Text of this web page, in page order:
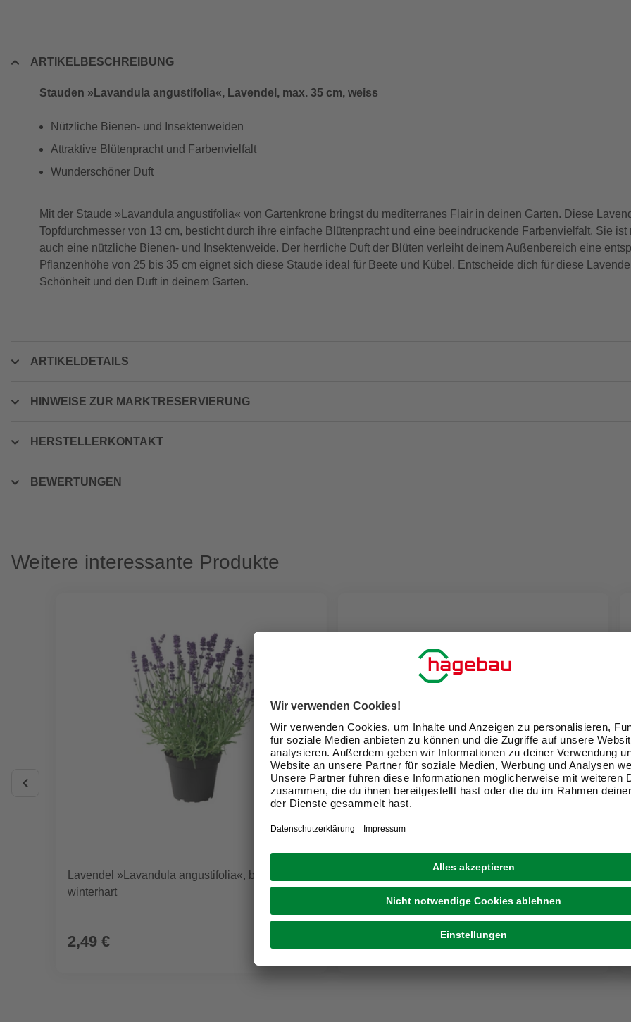
ARTIKELBESCHREIBUNG
Stauden »Lavandula angustifolia«, Lavendel, max. 35 cm, weiss
Nützliche Bienen- und Insektenweiden
Attraktive Blütenpracht und Farbenvielfalt
Wunderschöner Duft
Mit der Staude »Lavandula angustifolia« von Gartenkrone bringst du mediterranes Flair in deinen Garten. Diese
Topfdurchmesser von 13 cm, besticht durch ihre einfache Blütenpracht und eine beeindruckende Farbenvielfalt. Sie ist
auch eine nützliche Bienen- und Insektenweide. Der herrliche Duft der Blüten verleiht deinem Außenbereich eine
Pflanzenhöhe von 25 bis 35 cm eignet sich diese Staude ideal für Beete und Kübel. Entscheide dich für diese
Schönheit und den Duft in deinem Garten.
ARTIKELDETAILS
HINWEISE ZUR MARKTRESERVIERUNG
HERSTELLERKONTAKT
BEWERTUNGEN
Weitere interessante Produkte
Lavendel »Lavandula angustifolia«, blauviolett,
winterhart
2,49 €
Lavendel »angustifolia«, weiß